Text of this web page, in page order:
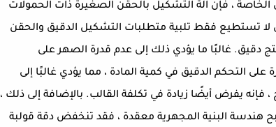
الخاصة ، فإن آلة التشكيل بالحقن الصغيرة ذات الحمولات
تستطيع فقط تلبية متطلبات التشكيل الدقيق والحقن
دقيق. غالبًا ما يؤدي ذلك إلى عدم قدرة الصهر على
على التحكم الدقيق في كمية المادة ، مما يؤدي غالبًا إلى
يفرض أيضًا زيادة في تكلفة القالب. بالإضافة إلى ذلك ،
هندسة البنية المجهرية معقدة ، فقد تنخفض دقة قولبة